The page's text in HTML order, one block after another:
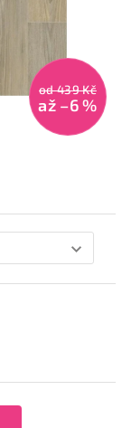
od 439 Kč
až –6 %